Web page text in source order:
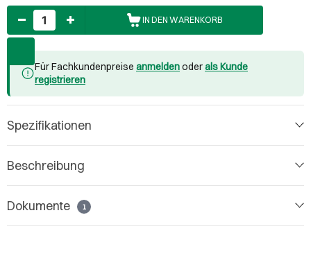
Anzahl
IN DEN WARENKORB
Für Fachkundenpreise anmeldenoderals Kunde
registrieren
Spezifikationen
Beschreibung
Dokumente 1